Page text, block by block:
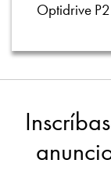
Optidrive